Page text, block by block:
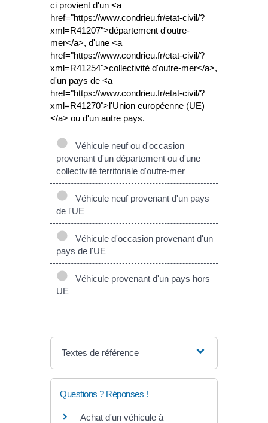
ci provient d'un <a
href="https://www.condrieu.fr/etat-civil/?
xml=R41207">département d'outre-
mer</a>, d'une <a
href="https://www.condrieu.fr/etat-civil/?
xml=R41254">collectivité d'outre-mer</a>,
d'un pays de <a
href="https://www.condrieu.fr/etat-civil/?
xml=R41270">l'Union européenne (UE)
</a> ou d'un autre pays.
Véhicule neuf ou d'occasion
provenant d'un département ou d'une
collectivité territoriale d'outre-mer
Véhicule neuf provenant d'un pays
de l'UE
Véhicule d'occasion provenant d'un
pays de l'UE
Véhicule provenant d'un pays hors
UE
Textes de référence
Questions ? Réponses !
Achat d'un véhicule à